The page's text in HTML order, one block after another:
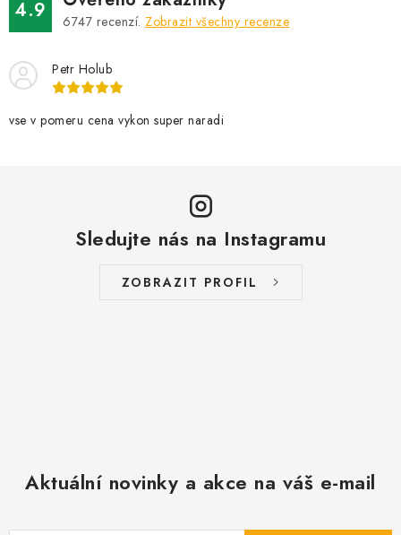
4.9 6747 recenzí. Zobrazit všechny recenze
Petr Holub
vse v pomeru cena vykon super naradi
Sledujte nás na Instagramu
ZOBRAZIT PROFIL
Aktuální novinky a akce na váš e-mail